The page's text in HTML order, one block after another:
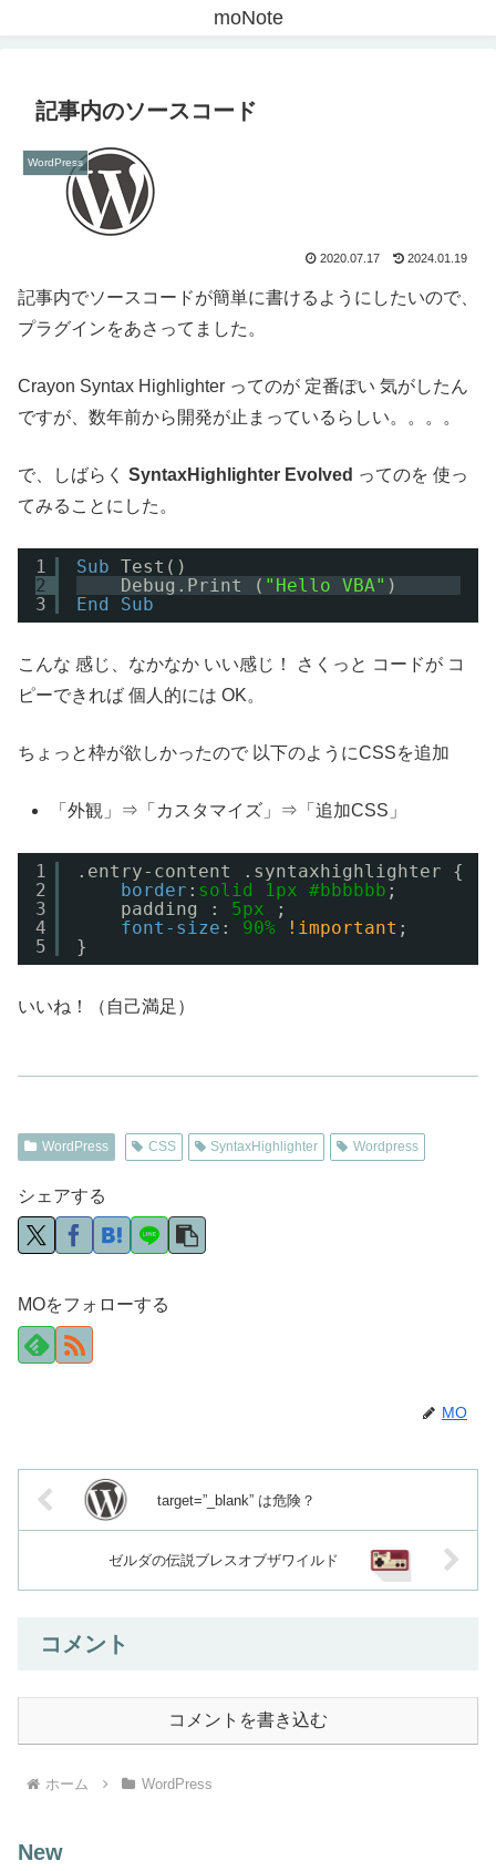
moNote
記事内のソースコード
WordPress
2020.07.17 2024.01.19
記事内でソースコードが簡単に書けるようにしたいので、
プラグインをあさってました。
Crayon Syntax Highlighter ってのが 定番ぽい 気がしたん
ですが、数年前から開発が止まっているらしい。。。。
で、しばらく SyntaxHighlighter Evolved ってのを 使っ
てみることにした。
1
2
3
Sub Test()
Debug.Print ( "Hello VBA" )
End
Sub
こんな 感じ、なかなか いい感じ！ さくっと コードが コ
ピーできれば 個人的には OK。
ちょっと枠が欲しかったので 以下のようにCSSを追加
「外観」⇒「カスタマイズ」⇒「追加CSS」
1
2
3
4
5
.entry-content .syntaxhighlighter {
border : solid 1px #bbbbbb ;
padding : 5px
;
font-size : 90% !important ;
}
いいね！（自己満足）
WordPress CSS SyntaxHighlighter Wordpress
シェアする
MOをフォローする
MO
target=”_blank” は危険？
ゼルダの伝説ブレスオブザワイルド
コメント
コメントを書き込む
ホーム WordPress
New